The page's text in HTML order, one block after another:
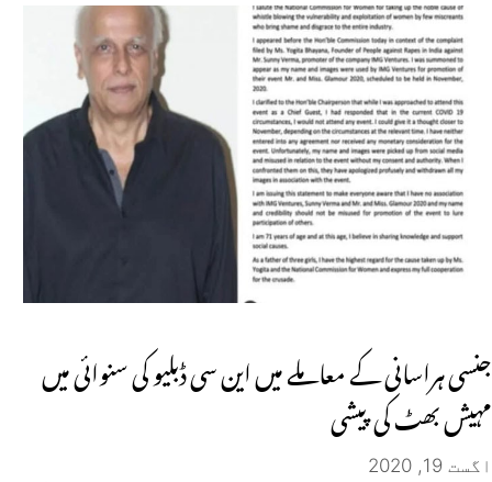
جنسی ہراسانی کے معاملے میں این سی ڈبلیو کی سنوائی میں
مہیش بھٹ کی پیشی
اگست 19, 2020